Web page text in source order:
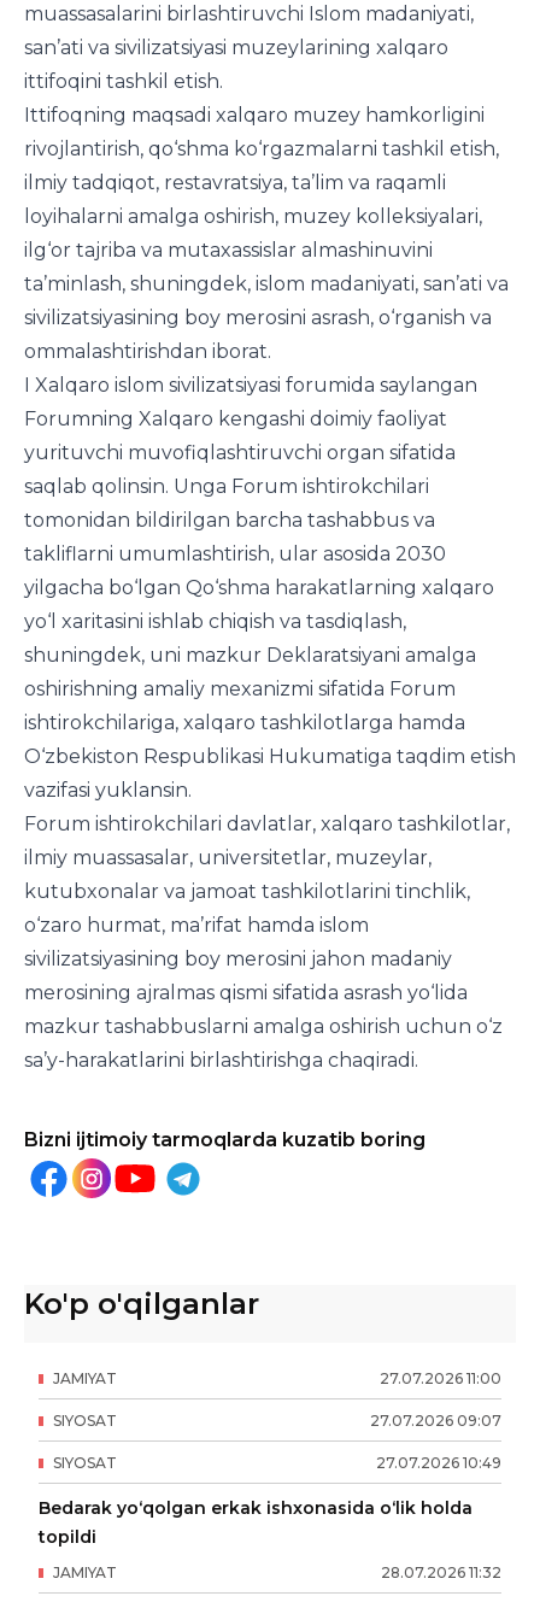
muassasalarini birlashtiruvchi Islom madaniyati,
san’ati va sivilizatsiyasi muzeylarining xalqaro
ittifoqini tashkil etish.
Ittifoqning maqsadi xalqaro muzey hamkorligini
rivojlantirish, qo‘shma ko‘rgazmalarni tashkil etish,
ilmiy tadqiqot, restavratsiya, ta’lim va raqamli
loyihalarni amalga oshirish, muzey kolleksiyalari,
ilg‘or tajriba va mutaxassislar almashinuvini
ta’minlash, shuningdek, islom madaniyati, san’ati va
sivilizatsiyasining boy merosini asrash, o‘rganish va
ommalashtirishdan iborat.
I Xalqaro islom sivilizatsiyasi forumida saylangan
Forumning Xalqaro kengashi doimiy faoliyat
yurituvchi muvofiqlashtiruvchi organ sifatida
saqlab qolinsin. Unga Forum ishtirokchilari
tomonidan bildirilgan barcha tashabbus va
takliflarni umumlashtirish, ular asosida 2030
yilgacha bo‘lgan Qo‘shma harakatlarning xalqaro
yo‘l xaritasini ishlab chiqish va tasdiqlash,
shuningdek, uni mazkur Deklaratsiyani amalga
oshirishning amaliy mexanizmi sifatida Forum
ishtirokchilariga, xalqaro tashkilotlarga hamda
O‘zbekiston Respublikasi Hukumatiga taqdim etish
vazifasi yuklansin.
Forum ishtirokchilari davlatlar, xalqaro tashkilotlar,
ilmiy muassasalar, universitetlar, muzeylar,
kutubxonalar va jamoat tashkilotlarini tinchlik,
o‘zaro hurmat, ma’rifat hamda islom
sivilizatsiyasining boy merosini jahon madaniy
merosining ajralmas qismi sifatida asrash yo‘lida
mazkur tashabbuslarni amalga oshirish uchun o‘z
sa’y-harakatlarini birlashtirishga chaqiradi.
Bizni ijtimoiy tarmoqlarda kuzatib boring
Ko'p o'qilganlar
27.07.2026 11:00
JAMIYAT
27.07.2026 09:07
SIYOSAT
27.07.2026 10:49
SIYOSAT
Bedarak yo‘qolgan erkak ishxonasida o‘lik holda
topildi
28.07.2026 11:32
JAMIYAT